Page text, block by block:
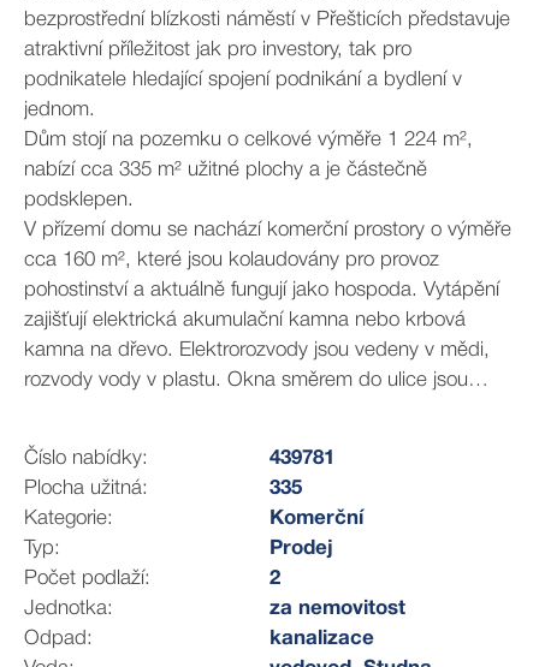
bezprostřední blízkosti náměstí v Přešticích představuje
atraktivní příležitost jak pro investory, tak pro
podnikatele hledající spojení podnikání a bydlení v
jednom.
Dům stojí na pozemku o celkové výměře 1 224 m²,
nabízí cca 335 m² užitné plochy a je částečně
podsklepen.
V přízemí domu se nachází komerční prostory o výměře
cca 160 m², které jsou kolaudovány pro provoz
pohostinství a aktuálně fungují jako hospoda. Vytápění
zajišťují elektrická akumulační kamna nebo krbová
kamna na dřevo. Elektrorozvody jsou vedeny v mědi,
rozvody vody v plastu. Okna směrem do ulice jsou
dřevěná. Výborná poloha v těsné blízkosti náměstí
předurčuje tento prostor k pokračování
gastronomického provozu, případně k jinému
podnikatelskému využití.
V patře domu jsou dvě bytové jednotky o dispozici 2+1
a výměrách 69 m² a 102 m². Byty prošly v roce 2016
rekonstrukcí zahrnující plastová okna s trojskly, nové
elektrorozvody v mědi, rozvody vody v plastu a
Číslo nabídky:
439781
Plocha užitná:
335
Kategorie:
Komerční
Typ:
Prodej
Počet podlaží:
2
Jednotka:
za nemovitost
Odpad:
kanalizace